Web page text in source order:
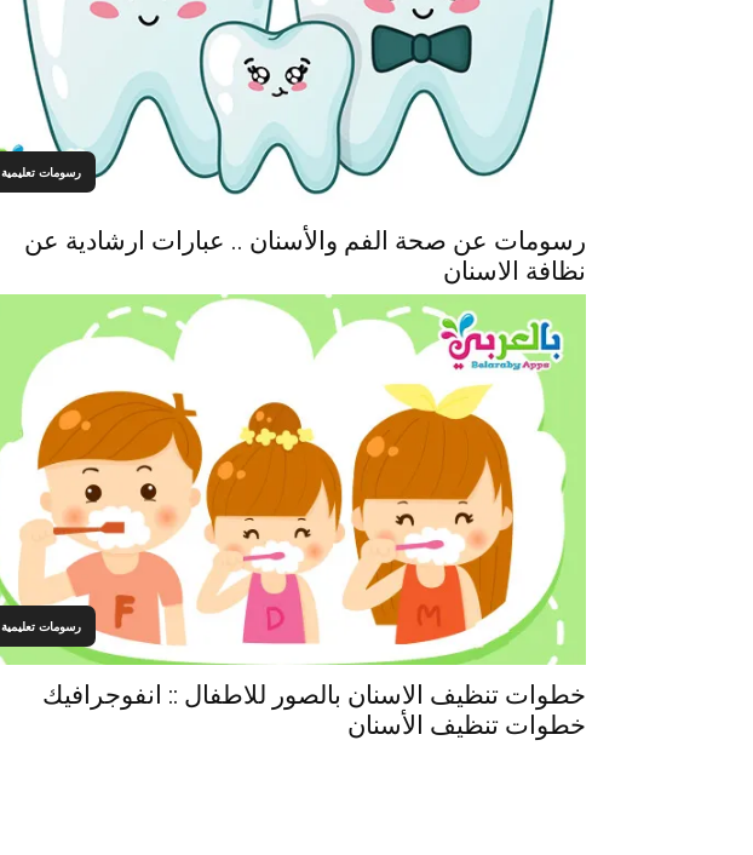
رسومات تعليمية
رسومات عن صحة الفم والأسنان .. عبارات ارشادية عن
نظافة الاسنان
رسومات تعليمية
خطوات تنظيف الاسنان بالصور للاطفال :: انفوجرافيك
خطوات تنظيف الأسنان